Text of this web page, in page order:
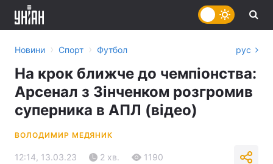
Новини › Спорт › Футбол рус
На крок ближче до чемпіонства:
Арсенал з Зінченком розгромив
суперника в АПЛ (відео)
ВОЛОДИМИР МЕДЯНИК
12:14, 13.03.23 2 хв. 1190